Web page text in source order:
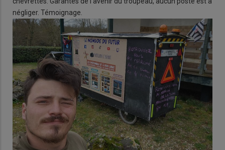
négliger. Témoignage.